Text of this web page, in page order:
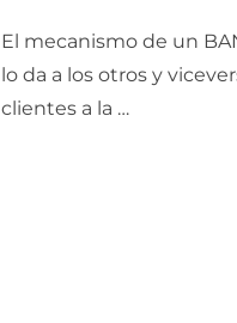
El mecanismo de un
lo da a los otros y
clientes a la …